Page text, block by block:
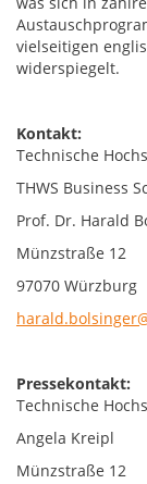
vielseitigen
widerspiegelt.
Kontakt:
Technische
THWS Business
Prof. Dr. Harald
Münzstraße 12
97070 Würzburg
Pressekontakt:
Technische
Angela Kreipl
Münzstraße 12